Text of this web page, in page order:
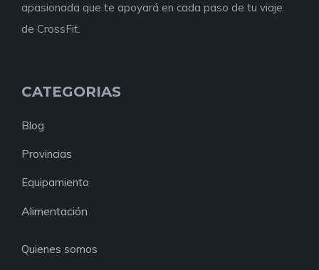
apasionada que te apoyará en cada paso de tu viaje
de CrossFit.
CATEGORIAS
Blog
Provincias
Equipamiento
Alimentación
Quienes somos